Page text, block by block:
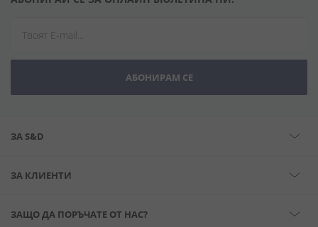
АБОНИРАМ СЕ
ЗА S&D
ЗА КЛИЕНТИ
ЗАЩО ДА ПОРЪЧАТЕ ОТ НАС?